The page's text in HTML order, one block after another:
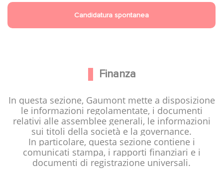
Candidatura spontanea
Finanza
In questa sezione, Gaumont mette a disposizione
le informazioni regolamentate, i documenti
relativi alle assemblee generali, le informazioni
sui titoli della società e la governance.
In particolare, questa sezione contiene i
comunicati stampa, i rapporti finanziari e i
documenti di registrazione universali.